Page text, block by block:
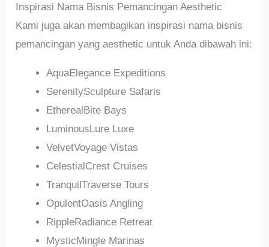
Inspirasi Nama Bisnis Pemancingan Aesthetic
Kami juga akan membagikan inspirasi nama bisnis
pemancingan yang aesthetic untuk Anda dibawah ini:
AquaElegance Expeditions
SerenitySculpture Safaris
EtherealBite Bays
LuminousLure Luxe
VelvetVoyage Vistas
CelestialCrest Cruises
TranquilTraverse Tours
OpulentOasis Angling
RippleRadiance Retreat
MysticMingle Marinas